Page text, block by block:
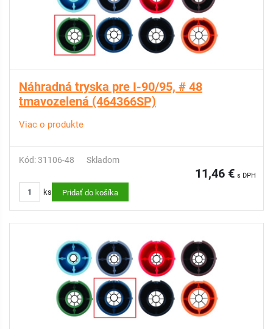
Náhradná tryska pre I-90/95, # 48
tmavozelená (464366SP)
Viac o produkte
Kód: 31106-48 Skladom
11,46 € s DPH
ks Pridať do košíka